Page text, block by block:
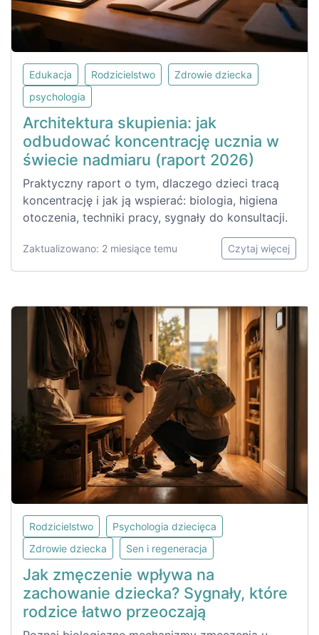
Edukacja Rodzicielstwo
Zdrowie dziecka
psychologia
Architektura skupienia: jak
odbudować koncentrację ucznia w
świecie nadmiaru (raport 2026)
Praktyczny raport o tym, dlaczego dzieci tracą
koncentrację i jak ją wspierać: biologia, higiena
otoczenia, techniki pracy, sygnały do konsultacji.
Zaktualizowano: 2 miesiące temu Czytaj więcej
Rodzicielstwo
Psychologia dziecięca
Zdrowie dziecka
Sen i regeneracja
Jak zmęczenie wpływa na
zachowanie dziecka? Sygnały, które
rodzice łatwo przeoczają